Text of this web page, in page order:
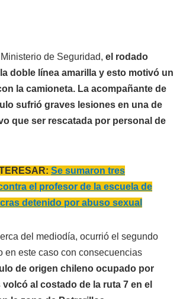
de Seguridad, el rodado
doble línea amarilla y esto motivó un
la camioneta. La acompañante de
sufrió graves lesiones en una de
que ser rescatada por personal de
Se sumaron tres
el profesor de la escuela de
detenido por abuso sexual
del mediodía, ocurrió el segundo
en este caso con consecuencias
de origen chileno ocupado por
al costado de la ruta 7 en el